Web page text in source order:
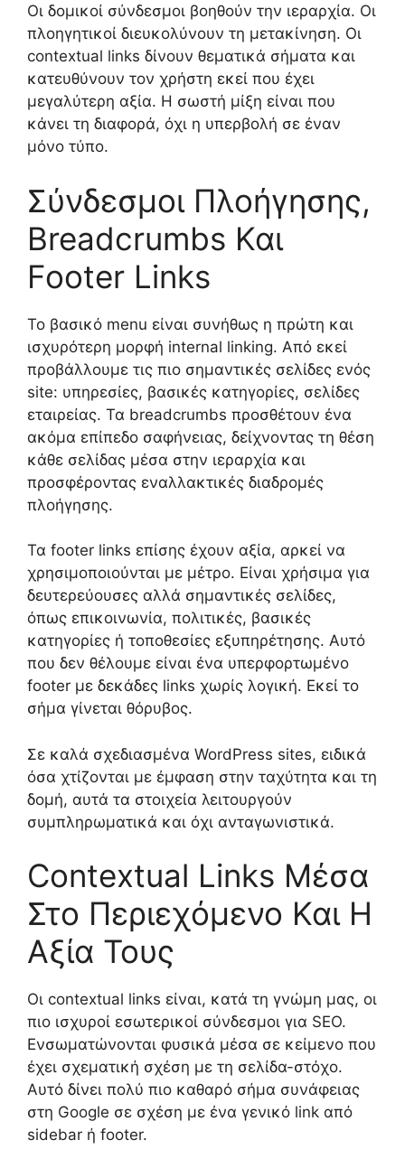
Οι δομικοί σύνδεσμοι βοηθούν την ιεραρχία. Οι
πλοηγητικοί διευκολύνουν τη μετακίνηση. Οι
contextual links δίνουν θεματικά σήματα και
κατευθύνουν τον χρήστη εκεί που έχει
μεγαλύτερη αξία. Η σωστή μίξη είναι που
κάνει τη διαφορά, όχι η υπερβολή σε έναν
μόνο τύπο.
Σύνδεσμοι Πλοήγησης,
Breadcrumbs Και
Footer Links
Το βασικό menu είναι συνήθως η πρώτη και
ισχυρότερη μορφή internal linking. Από εκεί
προβάλλουμε τις πιο σημαντικές σελίδες ενός
site: υπηρεσίες, βασικές κατηγορίες, σελίδες
εταιρείας. Τα breadcrumbs προσθέτουν ένα
ακόμα επίπεδο σαφήνειας, δείχνοντας τη θέση
κάθε σελίδας μέσα στην ιεραρχία και
προσφέροντας εναλλακτικές διαδρομές
πλοήγησης.
Τα footer links επίσης έχουν αξία, αρκεί να
χρησιμοποιούνται με μέτρο. Είναι χρήσιμα για
δευτερεύουσες αλλά σημαντικές σελίδες,
όπως επικοινωνία, πολιτικές, βασικές
κατηγορίες ή τοποθεσίες εξυπηρέτησης. Αυτό
που δεν θέλουμε είναι ένα υπερφορτωμένο
footer με δεκάδες links χωρίς λογική. Εκεί το
σήμα γίνεται θόρυβος.
Σε καλά σχεδιασμένα WordPress sites, ειδικά
όσα χτίζονται με έμφαση στην ταχύτητα και τη
δομή, αυτά τα στοιχεία λειτουργούν
συμπληρωματικά και όχι ανταγωνιστικά.
Contextual Links Μέσα
Στο Περιεχόμενο Και Η
Αξία Τους
Οι contextual links είναι, κατά τη γνώμη μας, οι
πιο ισχυροί εσωτερικοί σύνδεσμοι για SEO.
Ενσωματώνονται φυσικά μέσα σε κείμενο που
έχει σχεματική σχέση με τη σελίδα-στόχο.
Αυτό δίνει πολύ πιο καθαρό σήμα συνάφειας
στη Google σε σχέση με ένα γενικό link από
sidebar ή footer.